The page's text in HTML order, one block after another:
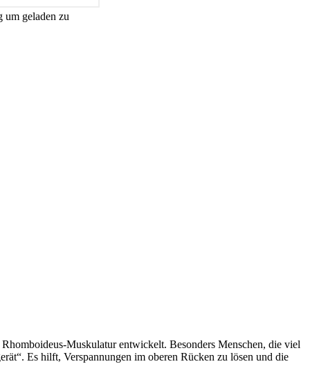
um geladen zu
Muskulatur entwickelt. Besonders Menschen, die viel
Es hilft, Verspannungen im oberen Rücken zu lösen und die